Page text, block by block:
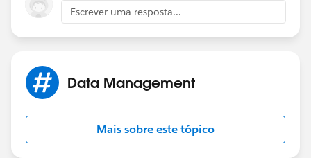
Escrever uma resposta...
Data Management
Mais sobre este tópico